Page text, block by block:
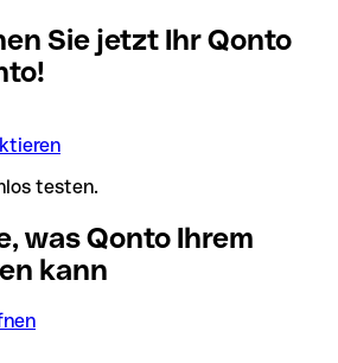
Sie jetzt Ihr Qonto
testen.
was Qonto Ihrem
kann